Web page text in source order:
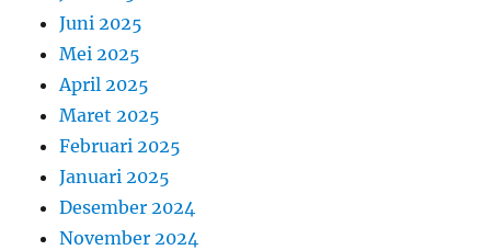
Juni 2025
Mei 2025
April 2025
Maret 2025
Februari 2025
Januari 2025
Desember 2024
November 2024